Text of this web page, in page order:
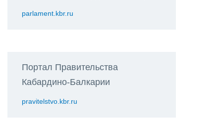
parlament.kbr.ru
Портал Правительства
Кабардино-Балкарии
pravitelstvo.kbr.ru